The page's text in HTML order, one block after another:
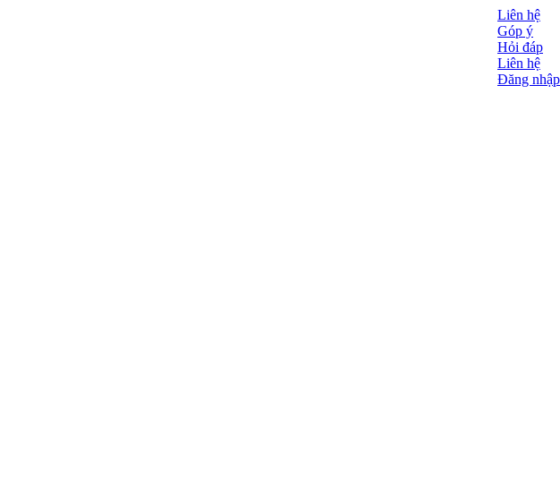
Liên hệ
Góp ý
Hỏi đáp
Liên hệ
Đăng nhập